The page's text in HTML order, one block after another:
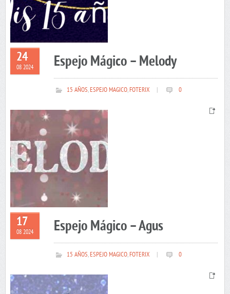
24
08 2024 Espejo Mágico – Melody
15 AÑOS,ESPEJO MAGICO,FOTERIX 0
17
08 2024 Espejo Mágico – Agus
15 AÑOS,ESPEJO MAGICO,FOTERIX 0